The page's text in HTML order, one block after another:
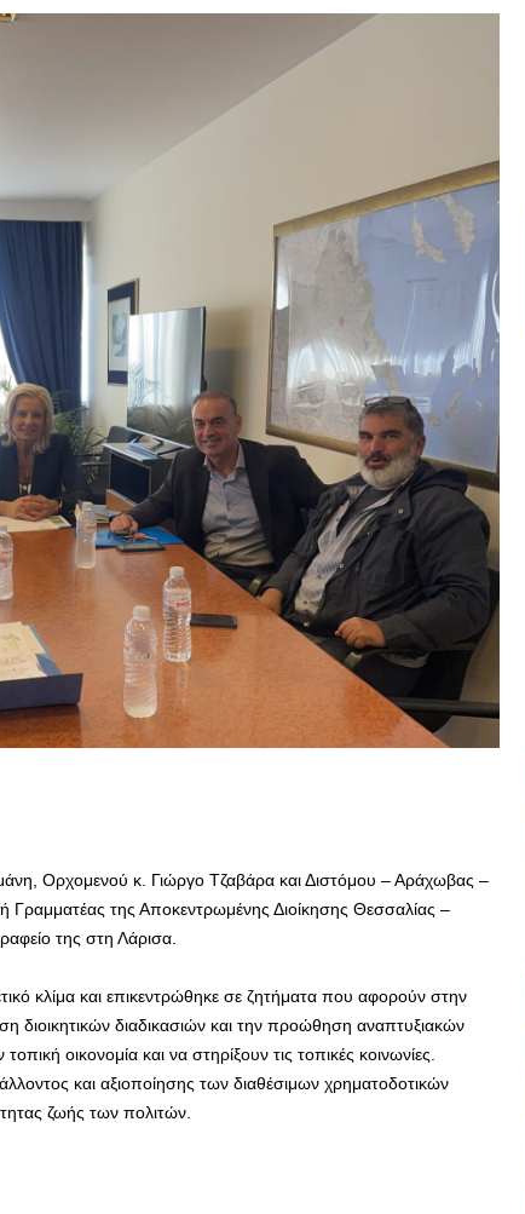
Ορχομενού κ. Γιώργο Τζαβάρα και Διστόμου – Αράχωβας –
Γραμματέας της Αποκεντρωμένης Διοίκησης Θεσσαλίας –
της στη Λάρισα.
κλίμα και επικεντρώθηκε σε ζητήματα που αφορούν στην
διοικητικών διαδικασιών και την προώθηση αναπτυξιακών
οικονομία και να στηρίξουν τις τοπικές κοινωνίες.
και αξιοποίησης των διαθέσιμων χρηματοδοτικών
ζωής των πολιτών.